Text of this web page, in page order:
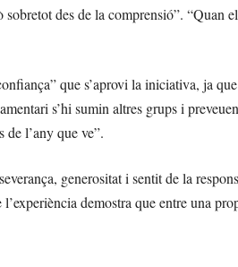
des de la comprensió”. “Quan
que s’aprovi la iniciativa, ja
s’hi sumin altres grups i
l’any que ve”.
generositat i sentit de la
demostra que entre una